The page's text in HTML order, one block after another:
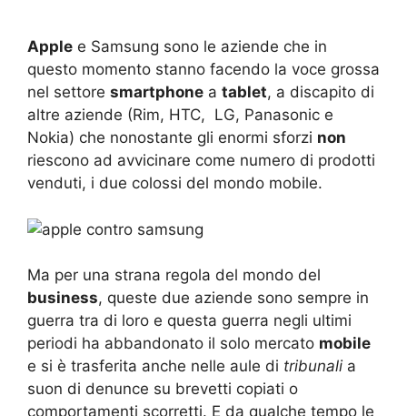
Apple e Samsung sono le aziende che in
questo momento stanno facendo la voce grossa
nel settore smartphone a tablet, a discapito di
altre aziende (Rim, HTC, LG, Panasonic e
Nokia) che nonostante gli enormi sforzi non
riescono ad avvicinare come numero di prodotti
venduti, i due colossi del mondo mobile.
Ma per una strana regola del mondo del
business, queste due aziende sono sempre in
guerra tra di loro e questa guerra negli ultimi
periodi ha abbandonato il solo mercato mobile
e si è trasferita anche nelle aule di tribunali a
suon di denunce su brevetti copiati o
comportamenti scorretti. E da qualche tempo le